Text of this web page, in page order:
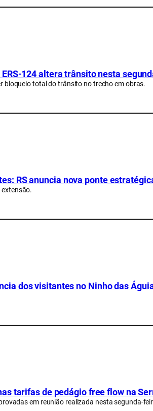
124 altera trânsito nesta
bloqueio total do trânsito no trecho em obras.
RS anuncia nova ponte
dos visitantes no Ninho das
tarifas de pedágio free flow na
em reunião realizada nesta segunda-